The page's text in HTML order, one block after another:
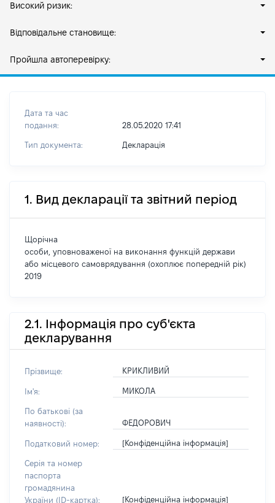
Високий ризик:
Відповідальне становище:
Пройшла автоперевірку:
Дата та час
подання:
28.05.2020 17:41
Тип документа: Декларація
1. Вид декларації та звітний період
Щорічна
особи, уповноваженої на виконання функцій держави
або місцевого самоврядування (охоплює попередній рік)
2019
2.1. Інформація про суб'єкта
декларування
Прізвище: КРИКЛИВИЙ
Ім'я: МИКОЛА
По батькові (за
наявності):
ФЕДОРОВИЧ
Податковий номер: [Конфіденційна інформація]
Серія та номер
паспорта
громадянина
України (ID-картка):
[Конфіденційна інформація]